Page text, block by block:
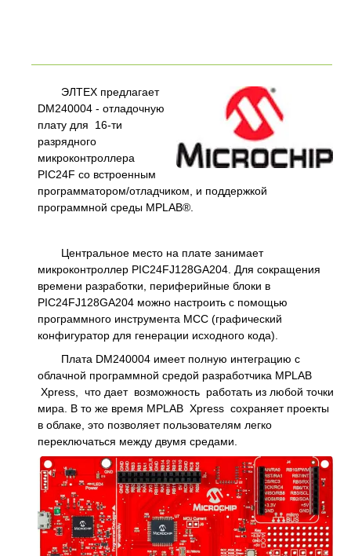
ЭЛТЕХ предлагает
DM240004 - отладочную
плату для 16-ти
разрядного
микроконтроллера
PIC24F со встроенным
программатором/отладчиком, и поддержкой
программной среды MPLAB®.
Центральное место на плате занимает
микроконтроллер PIC24FJ128GA204. Для сокращения
времени разработки, периферийные блоки в
PIC24FJ128GA204 можно настроить с помощью
программного инструмента MCC (графический
конфигуратор для генерации исходного кода).
Плата DM240004 имеет полную интеграцию с
облачной программной средой разработчика MPLAB
Xpress, что дает возможность работать из любой точки
мира. В то же время MPLAB Xpress сохраняет проекты
в облаке, это позволяет пользователям легко
переключаться между двумя средами.